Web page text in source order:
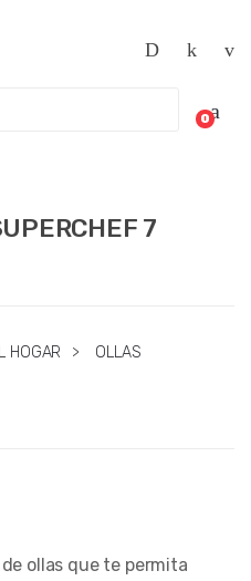
0
7
HOGAR >
OLLAS
ollas que te permita